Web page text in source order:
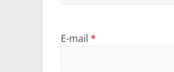
E-mail *